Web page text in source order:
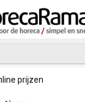
prijzen